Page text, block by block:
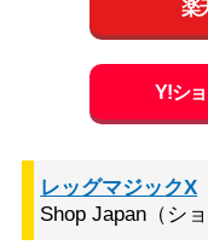
楽
Y!シ
レッグマジックX
Shop Japan（シ